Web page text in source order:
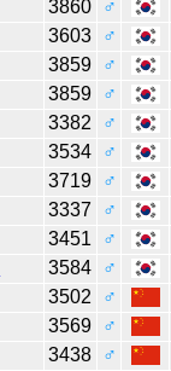
3860
♂
3603
♂
3859
♂
3859
♂
3382
♂
3534
♂
3719
♂
3337
♂
3451
♂
3584
♂
3502
♂
3569
♂
3438
♂